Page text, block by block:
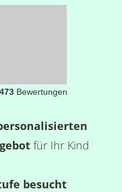
Bewertungen
für Ihr Kind
besucht